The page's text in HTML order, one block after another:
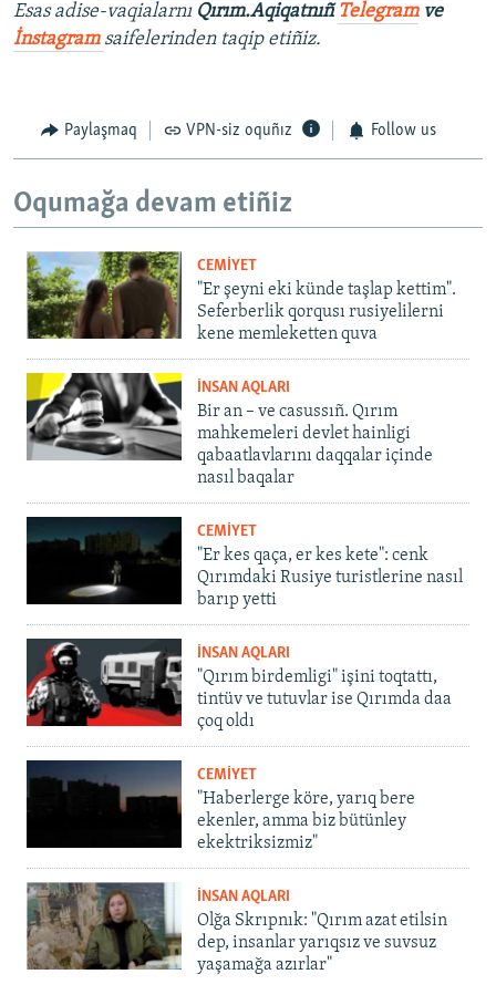
Esas adise-vaqialarnı Qırım.Aqiqatnıñ Telegramve
İnstagram saifelerinden taqip etiñiz.
Paylaşmaq VPN-siz oquñız Follow us
Oqumağa devam etiñiz
CEMİYET
"Er şeyni eki künde taşlap kettim".
Seferberlik qorqusı rusiyelilerni
kene memleketten quva
İNSAN AQLARI
Bir an – ve casussıñ. Qırım
mahkemeleri devlet hainligi
qabaatlavlarını daqqalar içinde
nasıl baqalar
CEMİYET
"Er kes qaça, er kes kete": cenk
Qırımdaki Rusiye turistlerine nasıl
barıp yetti
İNSAN AQLARI
"Qırım birdemligi" işini toqtattı,
tintüv ve tutuvlar ise Qırımda daa
çoq oldı
CEMİYET
"Haberlerge köre, yarıq bere
ekenler, amma biz bütünley
ekektriksizmiz"
İNSAN AQLARI
Olğa Skrıpnık: "Qırım azat etilsin
dep, insanlar yarıqsız ve suvsuz
yaşamağa azırlar"